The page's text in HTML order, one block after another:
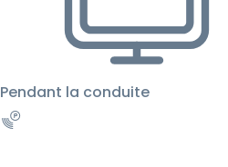
Pendant la conduite